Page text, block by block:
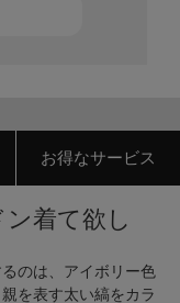
お得なサービス
着て欲し
のは、アイボリー色
を表す太い縞をカラ